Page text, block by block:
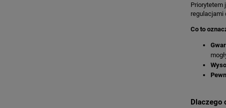
Priorytetem
regulacjami
Co to
Dlaczego